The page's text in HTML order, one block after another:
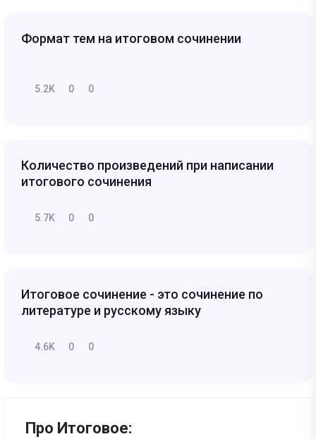
Формат тем на итоговом сочинении
5.2K 0 0
Количество произведений при написании
итогового сочинения
5.7K 0 0
Итоговое сочинение - это сочинение по
литературе и русскому языку
4.6K 0 0
Про Итоговое: